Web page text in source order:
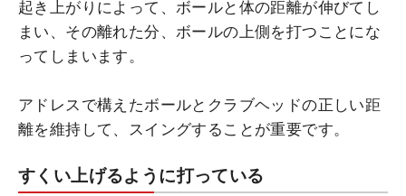
起き上がりによって、ボールと体の距離が伸びてし
まい、その離れた分、ボールの上側を打つことにな
ってしまいます。
アドレスで構えたボールとクラブヘッドの正しい距
離を維持して、スイングすることが重要です。
すくい上げるように打っている